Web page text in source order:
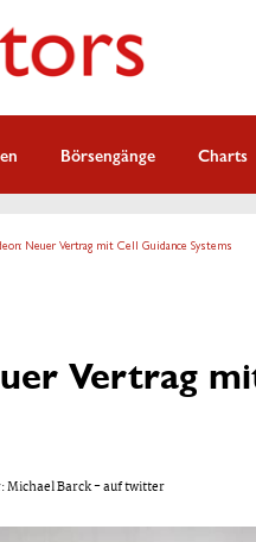
Börsengänge Charts
Neuer Vertrag mit Cell Guidance Systems
Vertrag
Michael Barck- auf twitter